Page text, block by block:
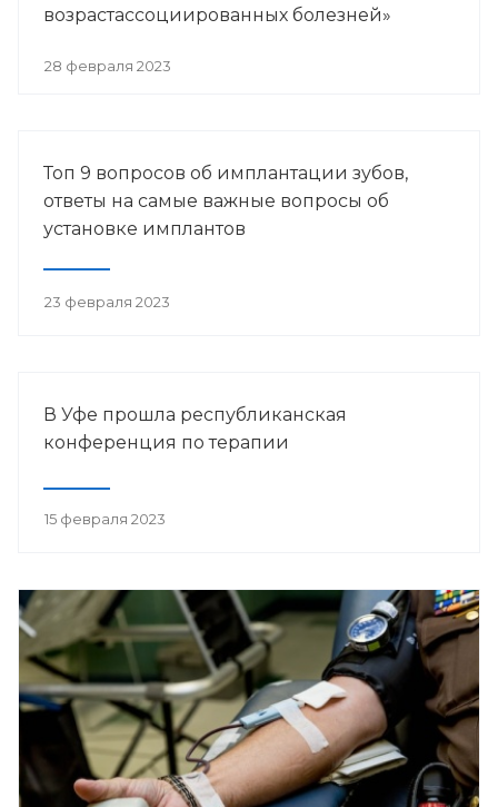
возрастассоциированных болезней»
28 февраля 2023
Топ 9 вопросов об имплантации зубов,
ответы на самые важные вопросы об
установке имплантов
23 февраля 2023
В Уфе прошла республиканская
конференция по терапии
15 февраля 2023